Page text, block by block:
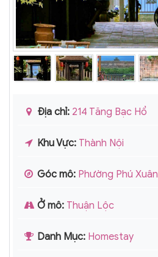
Địa chỉ: 214 Tăng Bạc Hổ
Khu Vực: Thành Nội
Góc mô: Phường Phú Xuân
Ở mô: Thuận Lộc
Danh Mục: Homestay